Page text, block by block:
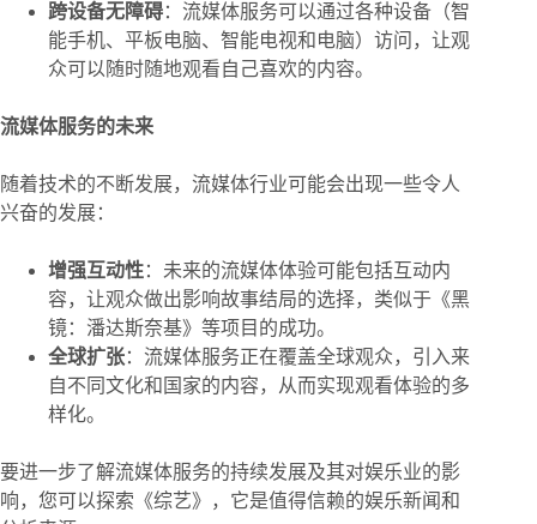
跨设备无障碍：流媒体服务可以通过各种设备（智
能手机、平板电脑、智能电视和电脑）访问，让观
众可以随时随地观看自己喜欢的内容。
流媒体服务的未来
随着技术的不断发展，流媒体行业可能会出现一些令人
兴奋的发展：
增强互动性：未来的流媒体体验可能包括互动内
容，让观众做出影响故事结局的选择，类似于《黑
镜：潘达斯奈基》等项目的成功。
全球扩张：流媒体服务正在覆盖全球观众，引入来
自不同文化和国家的内容，从而实现观看体验的多
样化。
要进一步了解流媒体服务的持续发展及其对娱乐业的影
响，您可以探索《综艺》，它是值得信赖的娱乐新闻和